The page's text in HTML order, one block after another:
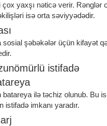
yaxşı nəticə verir. Rənglər
isə orta səviyyədədir.
sosial şəbəkələr üçün kifayət
istifadə
batareya ilə təchiz olunub. Bu
istifadə imkanı yaradır.